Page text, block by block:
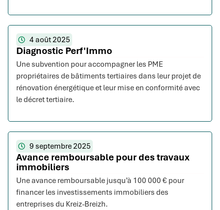
4 août 2025
Diagnostic Perf'Immo
Une subvention pour accompagner les PME
propriétaires de bâtiments tertiaires dans leur projet de
rénovation énergétique et leur mise en conformité avec
le décret tertiaire.
9 septembre 2025
Avance remboursable pour des travaux
immobiliers
Une avance remboursable jusqu’à 100 000 € pour
financer les investissements immobiliers des
entreprises du Kreiz-Breizh.